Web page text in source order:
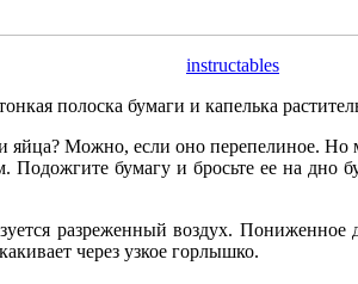
instructables
полоска бумаги и капелька
Можно, если оно перепелиное.
бумагу и бросьте ее на дно
разреженный воздух.
через узкое горлышко.